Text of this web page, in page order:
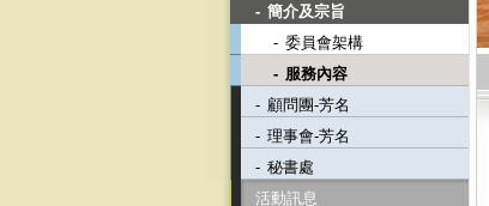
- 簡介及宗旨
- 委員會架構
- 服務內容
- 顧問團-芳名
- 理事會-芳名
- 秘書處
活動訊息